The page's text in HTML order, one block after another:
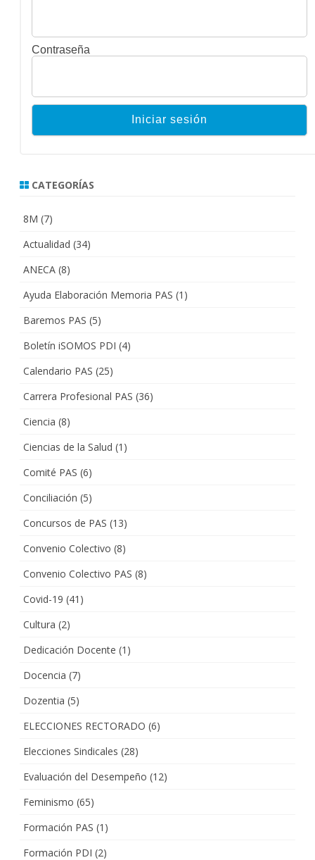
Contraseña
CATEGORÍAS
8M (7)
Actualidad (34)
ANECA (8)
Ayuda Elaboración Memoria PAS (1)
Baremos PAS (5)
Boletín iSOMOS PDI (4)
Calendario PAS (25)
Carrera Profesional PAS (36)
Ciencia (8)
Ciencias de la Salud (1)
Comité PAS (6)
Conciliación (5)
Concursos de PAS (13)
Convenio Colectivo (8)
Convenio Colectivo PAS (8)
Covid-19 (41)
Cultura (2)
Dedicación Docente (1)
Docencia (7)
Dozentia (5)
ELECCIONES RECTORADO (6)
Elecciones Sindicales (28)
Evaluación del Desempeño (12)
Feminismo (65)
Formación PAS (1)
Formación PDI (2)